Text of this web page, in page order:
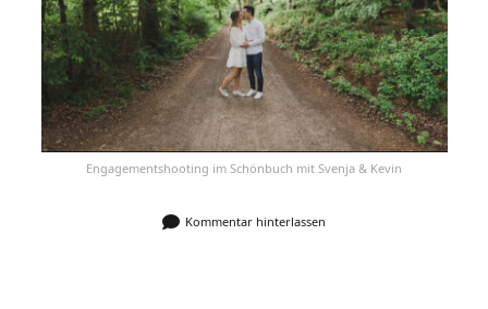
Engagementshooting im Schönbuch mit Svenja & Kevin
Kommentar hinterlassen